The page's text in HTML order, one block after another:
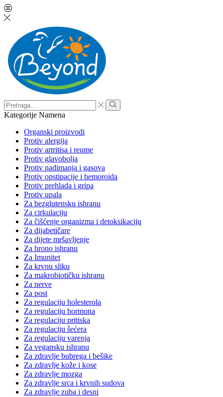
Search
input
Search
Kategorije Namena
Organski proizvodi
Protiv alergija
Protiv artritisa i reume
Protiv glavobolja
Protiv nadimanja i gasova
Protiv opstipacije i hemoroida
Protiv prehlada i gripa
Protiv upala
Za bezglutensku ishranu
Za cirkulaciju
Za čišćenje organizma i detoksikaciju
Za dijabetičare
Za dijete mršavljenje
Za hrono ishranu
Za Imunitet
Za krvnu sliku
Za makrobiotičku ishranu
Za nerve
Za post
Za regulaciju holesterola
Za regulaciju hormona
Za regulaciju pritiska
Za regulaciju šećera
Za regulaciju varenja
Za vegansku ishranu
Za zdravlje bubrega i bešike
Za zdravlje kože i kose
Za zdravlje mozga
Za zdravlje srca i krvnih sudova
Za zdravlje zuba i desni